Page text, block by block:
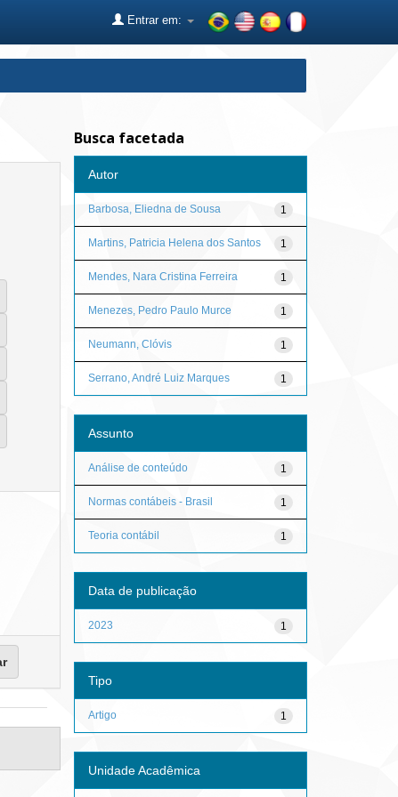
Entrar em:
Busca facetada
Autor
1
Barbosa, Eliedna de Sousa
1
Martins, Patricia Helena dos Santos
1
Mendes, Nara Cristina Ferreira
1
Menezes, Pedro Paulo Murce
1
Neumann, Clóvis
1
Serrano, André Luiz Marques
Assunto
1
Análise de conteúdo
1
Normas contábeis - Brasil
1
Teoria contábil
Data de publicação
1
2023
Tipo
1
Artigo
Unidade Acadêmica